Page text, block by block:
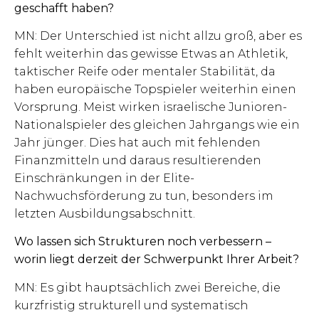
geschafft haben?
MN: Der Unterschied ist nicht allzu groß, aber es
fehlt weiterhin das gewisse Etwas an Athletik,
taktischer Reife oder mentaler Stabilität, da
haben europäische Topspieler weiterhin einen
Vorsprung. Meist wirken israelische Junioren-
Nationalspieler des gleichen Jahrgangs wie ein
Jahr jünger. Dies hat auch mit fehlenden
Finanzmitteln und daraus resultierenden
Einschränkungen in der Elite-
Nachwuchsförderung zu tun, besonders im
letzten Ausbildungsabschnitt.
Wo lassen sich Strukturen noch verbessern –
worin liegt derzeit der Schwerpunkt Ihrer Arbeit?
MN: Es gibt hauptsächlich zwei Bereiche, die
kurzfristig strukturell und systematisch